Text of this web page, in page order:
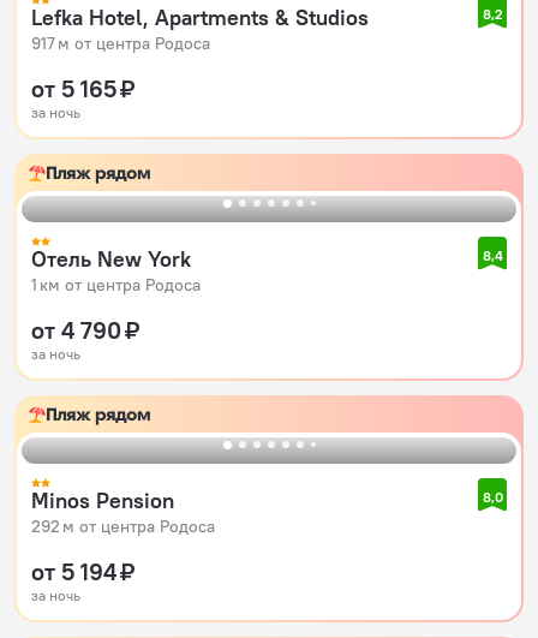
Lefka Hotel, Apartments & Studios
917 м от центра Родоса
8,2
от 5 165 ₽
за ночь
Пляж рядом
Отель New York
1 км от центра Родоса
8,4
от 4 790 ₽
за ночь
Пляж рядом
Minos Pension
292 м от центра Родоса
8,0
от 5 194 ₽
за ночь